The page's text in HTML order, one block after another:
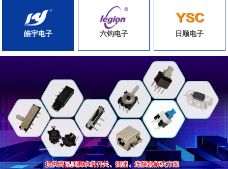
皓宇电子 六钧电子 日顺电子